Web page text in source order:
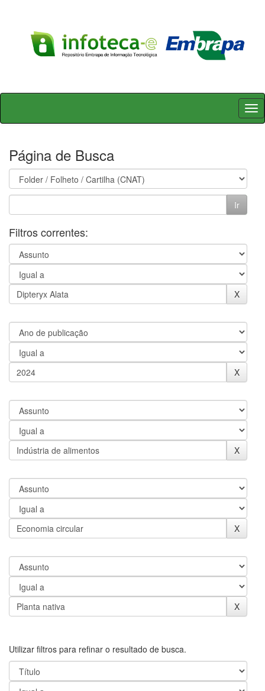
Skip
Página de Busca
Filtros correntes:
Utilizar filtros para refinar o resultado de busca.